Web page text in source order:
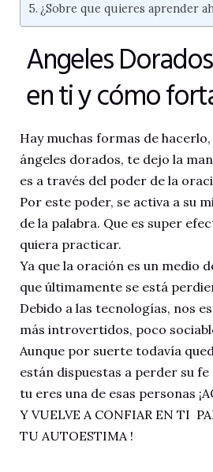
¿Sobre que quieres aprender
Angeles
en ti y cómo
Hay muchas formas de
ángeles dorados, te dejo la
es a través del poder de la
Por este poder, se activa a su
de la palabra. Que es super
quiera practicar.
Ya que la oración es un medio
que últimamente se está
Debido a las tecnologías, nos
más introvertidos, poco
Aunque por suerte todavía
están dispuestas a perder su fe
tu eres una de esas personas
Y VUELVE A CONFIAR EN TI
TU AUTOESTIMA !